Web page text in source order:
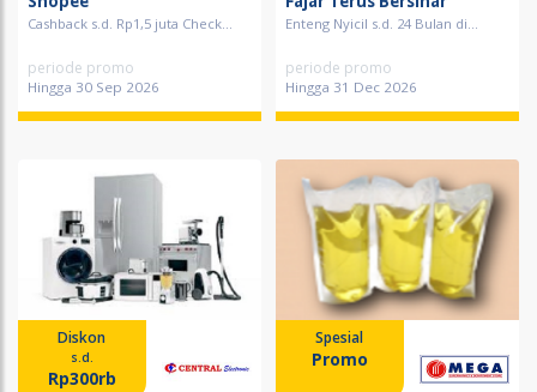
Cashback s.d. Rp1,5 juta Check...
periode promo
Hingga 30 Sep 2026
Enteng Nyicil s.d. 24 Bulan di...
periode promo
Hingga 31 Dec 2026
Diskon
s.d.
Rp300rb
Spesial
Promo